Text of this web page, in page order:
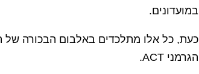
במועדונים.
כעת, כל אלו מתלכדים באלבום הבכורה של
הגרמני ACT.